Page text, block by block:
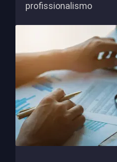
profissionalismo